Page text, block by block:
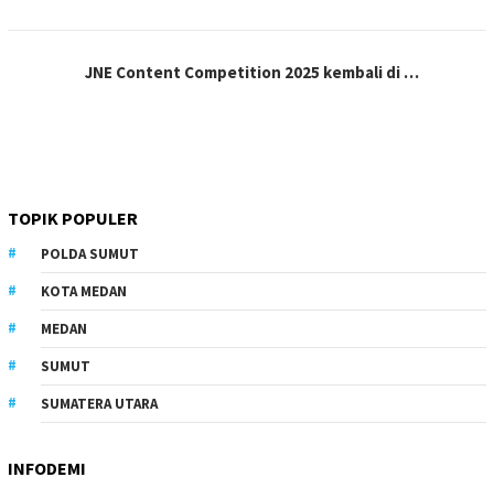
JNE Content Competition 2025 kembali di …
TOPIK POPULER
POLDA SUMUT
KOTA MEDAN
MEDAN
SUMUT
SUMATERA UTARA
INFODEMI